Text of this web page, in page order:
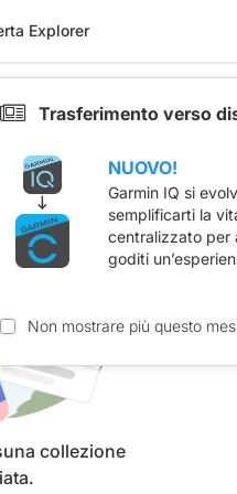
Explorer
2022 retour
collezione
Trasferimento verso
NUOVO!
Garmin IQ si
semplificarti la
centralizzato per
goditi
Non mostrare più questo